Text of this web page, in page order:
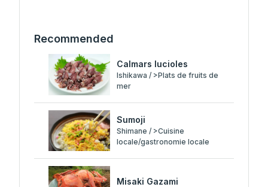
Recommended
Calmars lucioles
Ishikawa / >Plats de fruits de
mer
Sumoji
Shimane / >Cuisine
locale/gastronomie locale
Misaki Gazami